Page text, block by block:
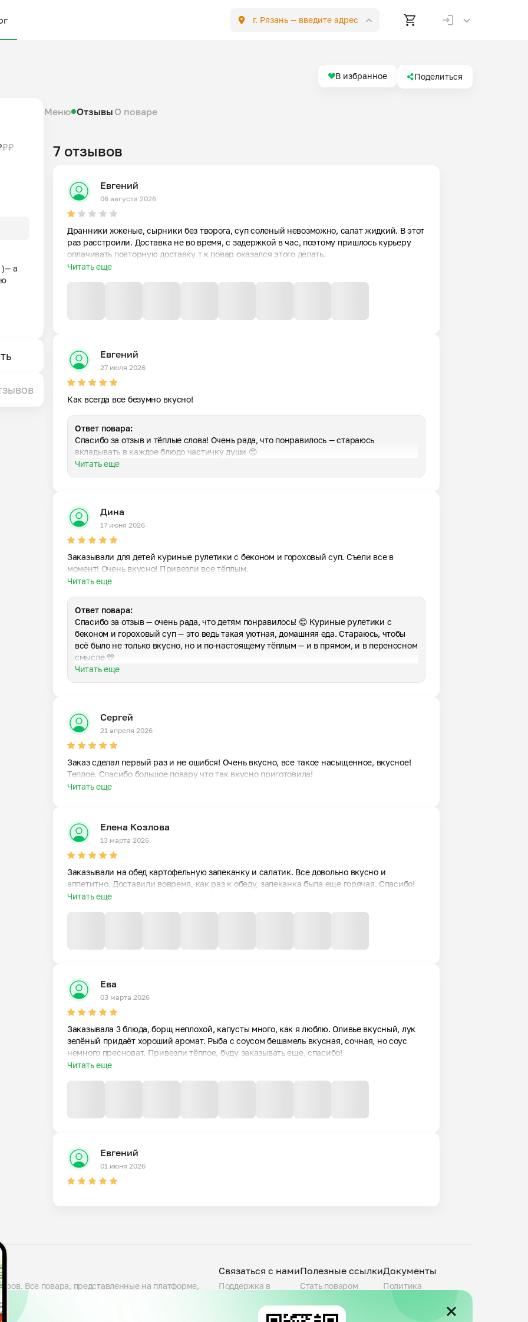
г. Рязань — введите адрес
В избранное Поделиться
₽₽
а
Меню Отзывы О поваре
7 отзывов
Евгений
06 августа 2026
Дранники жженые, сырники без творога, суп соленый невозможно, салат жидкий. В этот
раз расстроили. Доставка не во время, с задержкой в час, поэтому пришлось курьеру
оплачивать повторную доставку т к повар оказался этого делать.
Читать еще
Евгений
27 июля 2026
Как всегда все безумно вкусно!
Ответ повара:
Спасибо за отзыв и тёплые слова! Очень рада, что понравилось — стараюсь
вкладывать в каждое блюдо частичку души 😊
Читать еще
Дина
17 июня 2026
Заказывали для детей куриные рулетики с беконом и гороховый суп. Съели все в
момент! Очень вкусно! Привезли все тёплым.
Читать еще
Ответ повара:
Спасибо за отзыв — очень рада, что детям понравилось! 😊 Куриные рулетики с
беконом и гороховый суп — это ведь такая уютная, домашняя еда. Стараюсь, чтобы
всё было не только вкусно, но и по-настоящему тёплым — и в прямом, и в переносном
смысле 💛
Читать еще
Сергей
21 апреля 2026
Заказ сделал первый раз и не ошибся! Очень вкусно, все такое насыщенное, вкусное!
Теплое. Спасибо большое повару что так вкусно приготовила!
Читать еще
Елена Козлова
13 марта 2026
Заказывали на обед картофельную запеканку и салатик. Все довольно вкусно и
аппетитно. Доставили вовремя, как раз к обеду, запеканка была еще горячая. Спасибо!
Читать еще
Ева
03 марта 2026
Заказывала 3 блюда, борщ неплохой, капусты много, как я люблю. Оливье вкусный, лук
зелёный придаёт хороший аромат. Рыба с соусом бешамель вкусная, сочная, но соус
немного пресноват. Привезли тёплое, буду заказывать еще, спасибо!
Читать еще
Евгений
01 июня 2026
Все повара, представленные на платформе,
проверяем условия приготовления на кухне и
Блюда готовятся большими порциями — от
Связаться с нами
Поддержка в
support@mypovar.ru
Полезные ссылки
Стать поваром
Города присутствия
Документы
Политика
Пользовательское